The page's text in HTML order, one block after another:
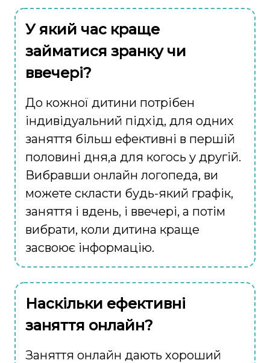
У який час краще
займатися зранку чи
ввечері?
До кожної дитини потрібен
індивідуальний підхід, для одних
заняття більш ефективні в першій
половині дня,а для когось у другій.
Вибравши онлайн логопеда, ви
можете скласти будь-який графік,
заняття і вдень, і ввечері, а потім
вибрати, коли дитина краще
засвоює інформацію.
Наскільки ефективні
заняття онлайн?
Заняття онлайн дають хороший